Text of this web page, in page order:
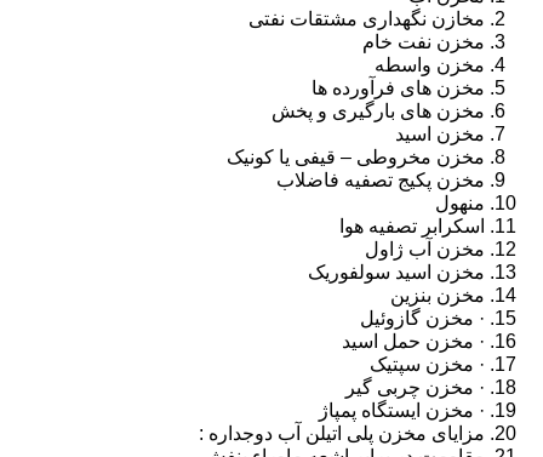
مخازن نگهداری مشتقات نفتی
مخزن نفت خام
مخزن واسطه
مخزن های فرآورده ها
مخزن های بارگیری و پخش
مخزن اسید
مخزن مخروطی – قیفی یا کونیک
مخزن پکیج تصفیه فاضلاب
منهول
اسکرابر تصفیه هوا
مخزن آب ژاول
مخزن اسید سولفوریک
مخزن بنزین
· مخزن گازوئیل
· مخزن حمل اسید
· مخزن سپتیک
· مخزن چربی گیر
· مخزن ایستگاه پمپاژ
مزایای مخزن پلی اتیلن آب دوجداره :